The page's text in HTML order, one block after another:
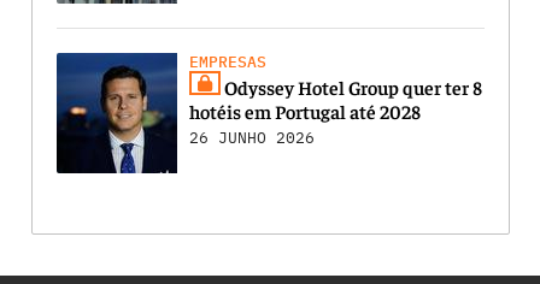
EMPRESAS
Odyssey Hotel Group quer ter 8
hotéis em Portugal até 2028
26 JUNHO 2026